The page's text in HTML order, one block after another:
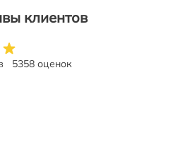
клиентов
5358 оценок